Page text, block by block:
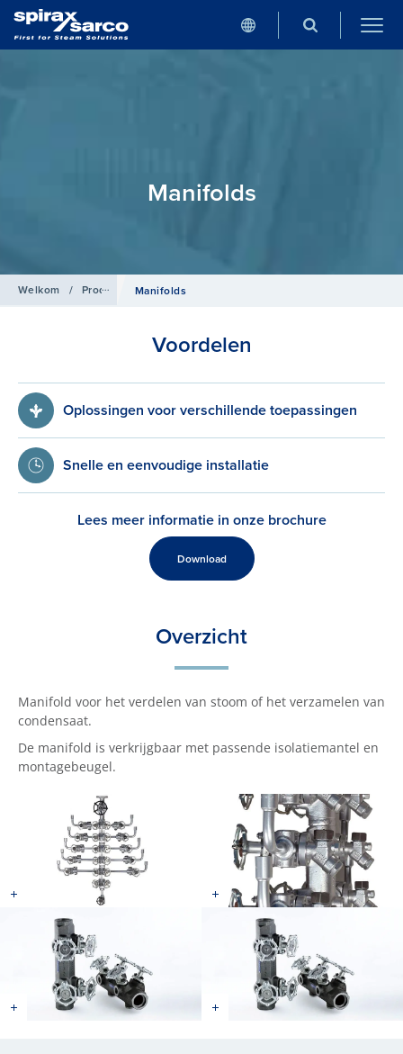
Manifolds
Welkom / Producten / Condenspotten
Manifolds
Voordelen
Oplossingen voor verschillende toepassingen
Snelle en eenvoudige installatie
Lees meer informatie in onze brochure
Download
Overzicht
Manifold voor het verdelen van stoom of het verzamelen van
condensaat.
De manifold is verkrijgbaar met passende isolatiemantel en
montagebeugel.